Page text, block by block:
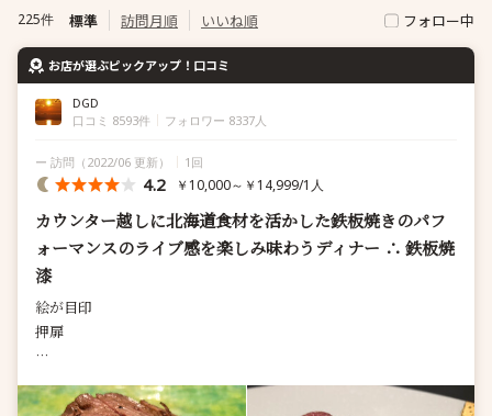
225件 標準 訪問月順 いいね順 フォロー中
お店が選ぶピックアップ！口コミ
DGD
口コミ 8593件 フォロワー 8337人
ー 訪問 （2022/06 更新） 1回
4.2 ￥10,000～￥14,999/1人
カウンター越しに北海道食材を活かした鉄板焼きのパフ
ォーマンスのライブ感を楽しみ味わうディナー ∴ 鉄板焼
漆
絵が目印
押扉
が、